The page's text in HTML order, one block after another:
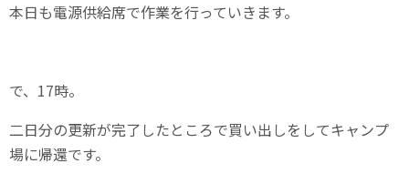
本日も電源供給席で作業を行っていきます。
で、17時。
二日分の更新が完了したところで買い出しをしてキャンプ
場に帰還です。